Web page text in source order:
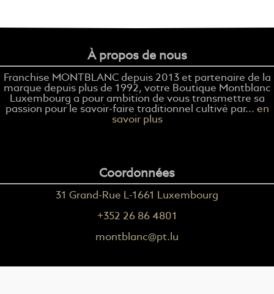
À propos de nous
Franchise MONTBLANC depuis 2013 et partenaire de la
marque depuis plus de 1992, votre Boutique Montblanc
Luxembourg a pour ambition de vous transmettre sa
passion pour le savoir-faire traditionnel cultivé par... en
savoir plus
Coordonnées
31 Grand-Rue L-1661 Luxembourg
+352 26 86 4801
montblanc@pt.lu